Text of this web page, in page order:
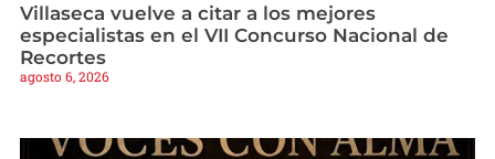
Villaseca vuelve a citar a los mejores
especialistas en el VII Concurso Nacional de
Recortes
agosto 6, 2026